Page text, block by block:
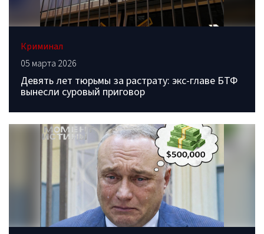
Криминал
05 марта 2026
Девять лет тюрьмы за растрату: экс-главе БТФ
вынесли суровый приговор